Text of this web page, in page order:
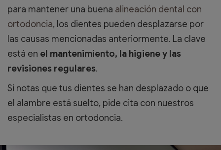
para mantener una buena alineación dental con
ortodoncia, los dientes pueden desplazarse por
las causas mencionadas anteriormente. La clave
está en el mantenimiento, la higiene y las
revisiones regulares.
Si notas que tus dientes se han desplazado o que
el alambre está suelto, pide cita con nuestros
especialistas en ortodoncia.